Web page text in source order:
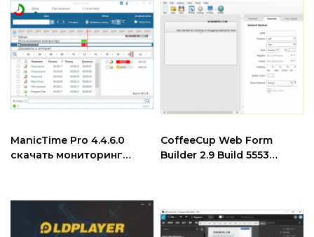
ManicTime Pro 4.4.6.0
скачать мониторинг
CoffeeCup Web Form
Builder 2.9 Build 5553